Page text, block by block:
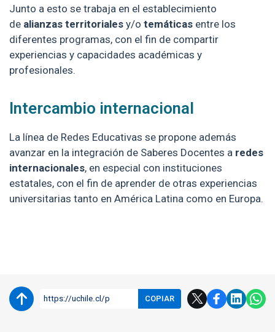
Junto a esto se trabaja en el establecimiento
de alianzas territoriales y/o temáticas entre los
diferentes programas, con el fin de compartir
experiencias y capacidades académicas y
profesionales.
Intercambio internacional
La línea de Redes Educativas se propone además
avanzar en la integración de Saberes Docentes a redes
internacionales, en especial con instituciones
estatales, con el fin de aprender de otras experiencias
universitarias tanto en América Latina como en Europa.
https://uchile.cl/p COPIAR